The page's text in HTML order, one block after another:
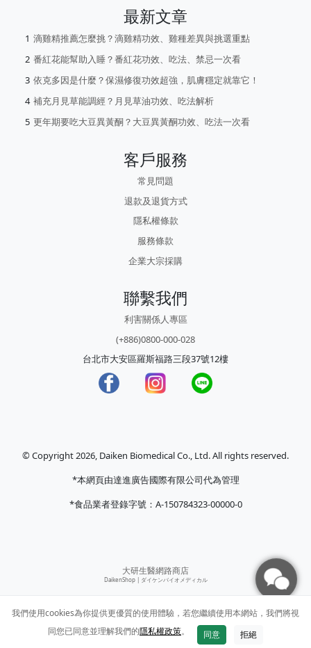
最新文章
滴雞精推薦怎麼挑？滴雞精功效、雞種差異與挑選重點
番紅花能幫助入睡？番紅花功效、吃法、禁忌一次看
依克多因是什麼？保濕修復功效超強，肌膚穩定就靠它！
補充月見草能調經？月見草油功效、吃法解析
更年期要吃大豆異黃酮？大豆異黃酮功效、吃法一次看
客戶服務
常見問題
退款及退貨方式
隱私權條款
服務條款
企業大宗採購
聯繫我們
利害關係人專區
(+886)0800-000-028
台北市大安區羅斯福路三段37號12樓
© Copyright 2026, Daiken Biomedical Co., Ltd. All rights reserved.
*本網頁由達進廣告國際有限公司代為管理
*食品業者登錄字號：A-150784323-00000-0
大研生醫網路商店
DaikenShop | ダイケンバイオメディカル
我們使用cookies為你提供更優質的使用體驗，若您繼續使用本網站，我們將視
同您已同意並理解我們的隱私權政策。 同意 拒絕